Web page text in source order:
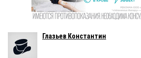
Глазьев Константин